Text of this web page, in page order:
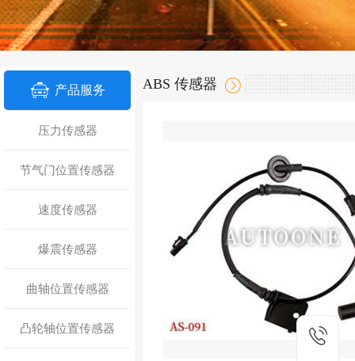
产品服务
压力传感器
节气门位置传感器
速度传感器
爆震传感器
曲轴位置传感器
凸轮轴位置传感器
ABS 传感器